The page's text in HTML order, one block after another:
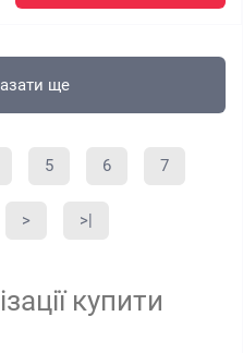
ще
5 6 7
> >|
купити